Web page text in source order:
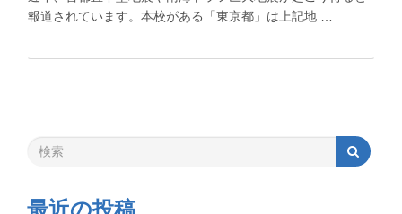
報道されています。本校がある「東京都」は上記地 …
最近の投稿